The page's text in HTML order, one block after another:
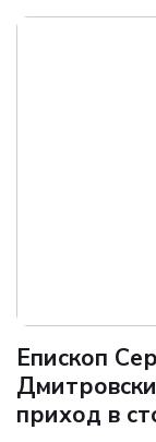
Епископ
приход в